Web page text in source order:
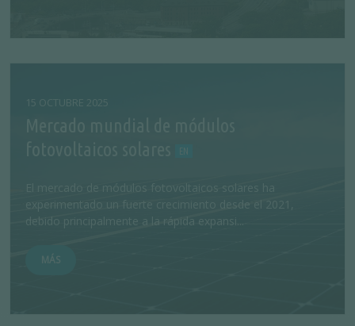
15 OCTUBRE 2025
Mercado mundial de módulos
experimentado un fuerte crecimiento desde el 2021,
debido principalmente a la rápida expansi...
MÁS